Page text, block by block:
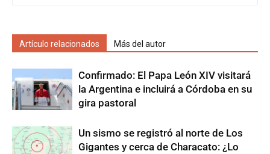
Artículo relacionados Más del autor
Confirmado: El Papa León XIV visitará
la Argentina e incluirá a Córdoba en su
gira pastoral
Un sismo se registró al norte de Los
Gigantes y cerca de Characato: ¿Lo